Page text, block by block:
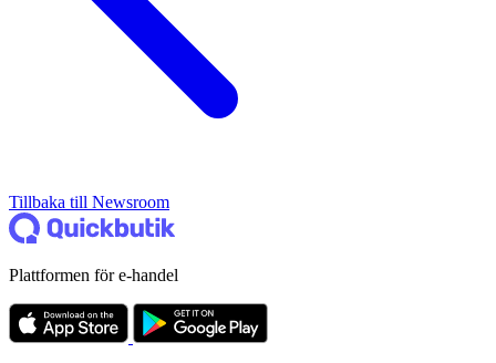
Tillbaka till Newsroom
Plattformen för e-handel